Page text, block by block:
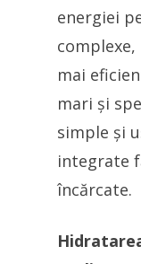
energiei
mai
mari și
simple și
integrate
încărcate.